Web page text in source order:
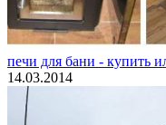
печи для бани - купить
14.03.2014